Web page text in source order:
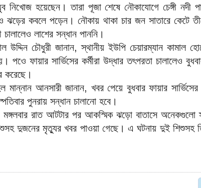
হয়েছেন। তারা পূজা শেষে নৌকাযোগে চেঙ্গী নদী
ঝড়ের কবলে পড়েন। নৌকায় থাকা চার জন সাতারে কেটে
লাশের সন্ধান পাননি।
উদ্দিন চৌধুরী জানান, স্থানীয় ইউপি চেয়ারম্যান কামাল
পওে ফায়ার সার্ভিসের কর্মীরা উদ্ধার তৎপরতা চালালেও
করেছে।
মান্নান আনসারী জানান, খবর পেয়ে বুধবার ফায়ার সার্ভিসের
পুনরায় সন্ধান চালানো হবে।
মঙ্গলবার রাত আটটার পর আকস্মিক ঝড়ো বাতাসে অনেকগুলো
দুজনের মৃত্যুর খবর পাওয়া গেছে। এ ঘটনায় দুই শিশুসহ